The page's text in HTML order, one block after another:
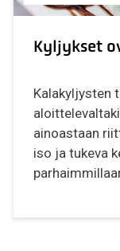
Kyljykset
Kalakyljysten
ainoastaan
iso ja tukeva